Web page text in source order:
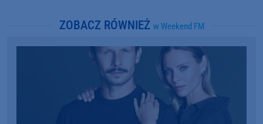
ZOBACZ RÓWNIEŻ w Weekend FM